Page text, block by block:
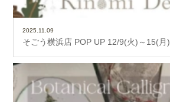
2025.11.09
そごう横浜店 POP UP 12/9(火)～15(月)